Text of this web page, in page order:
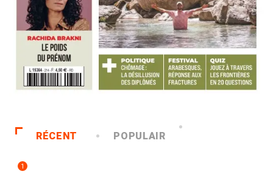
RÉCENT POPULAIR
1